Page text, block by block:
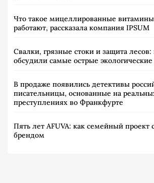
Что такое мицеллированные
работают, рассказала компания IPSUM
Свалки, грязные стоки и защита
обсудили самые острые
В продаже появились детективы
писательницы, основанные на
преступлениях во Франкфурте
Пять лет AFUVA: как семейный проект
брендом